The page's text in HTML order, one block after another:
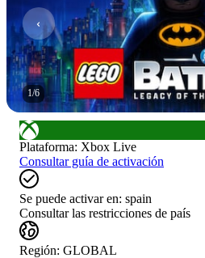
1/6
Plataforma: Xbox Live
Consultar guía de activación
Se puede activar en: spain
Consultar las restricciones de país
Región: GLOBAL